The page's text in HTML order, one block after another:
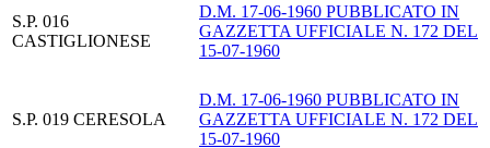
S.P. 016
CASTIGLIONESE
D.M. 17-06-1960 PUBBLICATO IN
GAZZETTA UFFICIALE N. 172 DEL
15-07-1960
S.P. 019 CERESOLA
D.M. 17-06-1960 PUBBLICATO IN
GAZZETTA UFFICIALE N. 172 DEL
15-07-1960